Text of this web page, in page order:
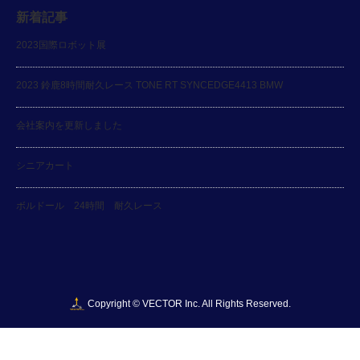
新着記事
2023国際ロボット展
2023 鈴鹿8時間耐久レース TONE RT SYNCEDGE4413 BMW
会社案内を更新しました
シニアカート
ボルドール 24時間 耐久レース
Copyright © VECTOR Inc. All Rights Reserved.